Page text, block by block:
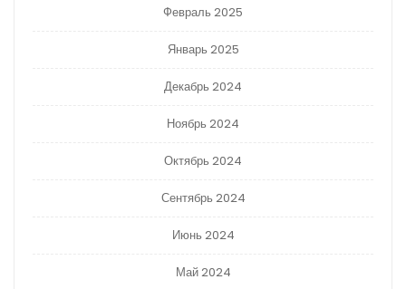
Февраль 2025
Январь 2025
Декабрь 2024
Ноябрь 2024
Октябрь 2024
Сентябрь 2024
Июнь 2024
Май 2024